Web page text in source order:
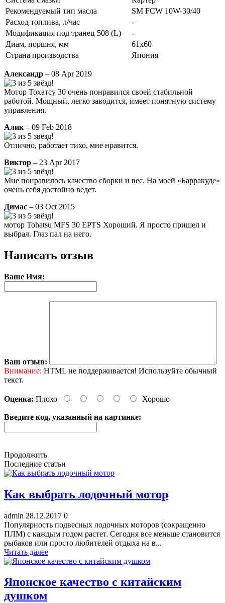
Рекомендуемый тип масла
SM FCW 10W-30/40
Расход топлива, л/час
-
Модификация под транец 508 (L)
-
Диам, поршня, мм
61x60
Страна производства
Япония
Александр – 08 Apr 2019
Мотор Тохатсу 30 очень понравился своей стабильной
работой. Мощный, легко заводится, имеет понятную систему
управления.
Алик – 09 Feb 2018
Отлично, работает тихо, мне нравится.
Виктор – 23 Apr 2017
Мне понравилось качество сборки и вес. На моей «Барракуде»
очень себя достойно ведет.
Димас – 03 Oct 2015
мотор Tohatsu MFS 30 EPTS Хороший. Я просто пришел и
выбрал. Глаз пал на него.
Написать отзыв
Ваше Имя:
Ваш отзыв:
Внимание: HTML не поддерживается! Используйте обычный
текст.
Оценка: Плохо Хорошо
Введите код, указанный на картинке:
Продолжить
Последние статьи
Как выбрать лодочный мотор
admin 28.12.2017 0
Популярность подвесных лодочных моторов (сокращенно
ПЛМ) с каждым годом растет. Сегодня все меньше становится
рыбаков или просто любителей отдыха на в...
Читать далее
Японское качество с китайским
душком